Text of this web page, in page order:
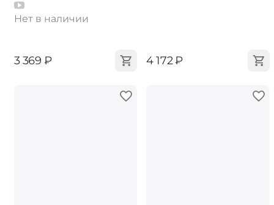
Нет в наличии
‍3 369‍ ₽ ‍4 172‍₽